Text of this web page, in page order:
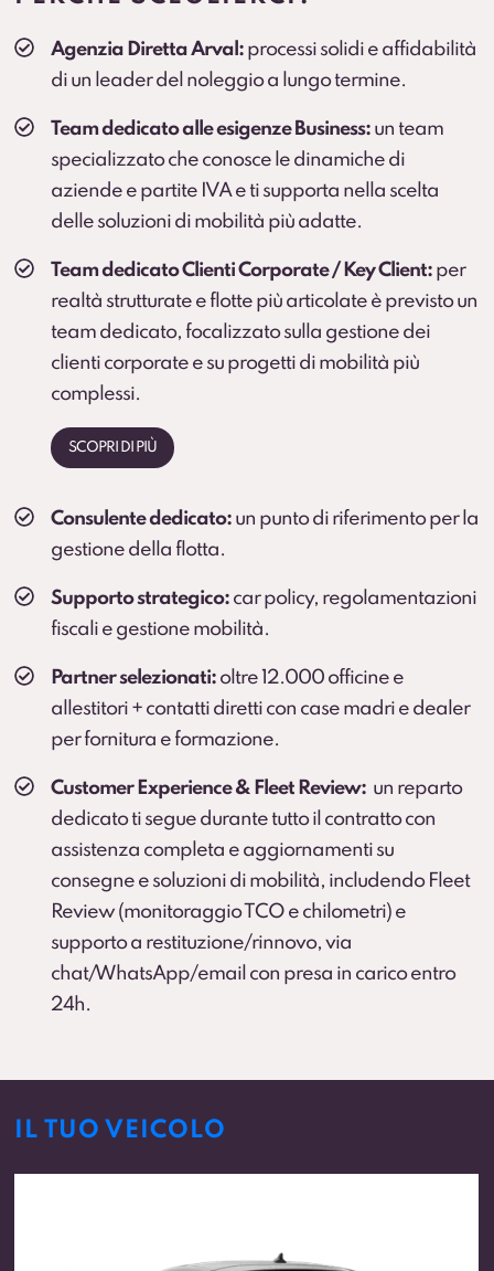
Soluzione consigliata per ruoli critici, agenti e flotte
operative (secondo condizioni).
Agenzia Diretta Arval: processi solidi e affidabilità
di un leader del noleggio a lungo termine.
Team dedicato alle esigenze Business: un team
specializzato che conosce le dinamiche di
aziende e partite IVA e ti supporta nella scelta
delle soluzioni di mobilità più adatte.
Team dedicato Clienti Corporate / Key Client: per
realtà strutturate e flotte più articolate è previsto un
team dedicato, focalizzato sulla gestione dei
clienti corporate e su progetti di mobilità più
complessi.
SCOPRI DI PIÙ
Consulente dedicato: un punto di riferimento per la
gestione della flotta.
Supporto strategico: car policy, regolamentazioni
fiscali e gestione mobilità.
Partner selezionati: oltre 12.000 officine e
allestitori + contatti diretti con case madri e dealer
per fornitura e formazione.
Customer Experience & Fleet Review: un reparto
dedicato ti segue durante tutto il contratto con
assistenza completa e aggiornamenti su
consegne e soluzioni di mobilità, includendo Fleet
Review (monitoraggio TCO e chilometri) e
supporto a restituzione/rinnovo, via
chat/WhatsApp/email con presa in carico entro
24h.
IL TUO VEICOLO